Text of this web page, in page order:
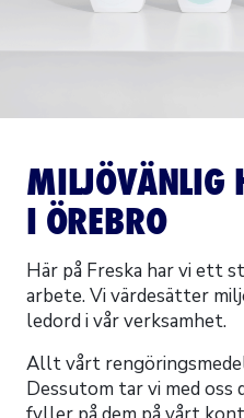
MILJÖVÄNLIG
I ÖREBRO
Här på Freska har vi ett
arbete. Vi värdesätter
ledord i vår verksamhet.
Allt vårt
Dessutom tar vi med oss